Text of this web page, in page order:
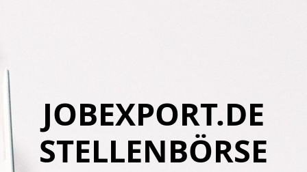
JOBEXPORT.DE
STELLENBÖRSE